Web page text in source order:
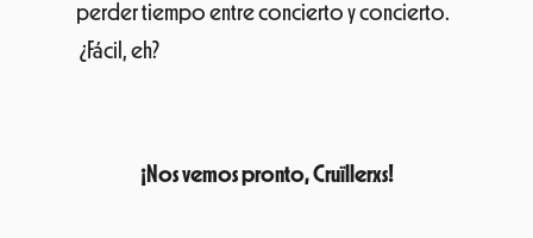
perder tiempo entre concierto y concierto.
¿Fácil, eh?
¡Nos vemos pronto, Cruïllerxs!